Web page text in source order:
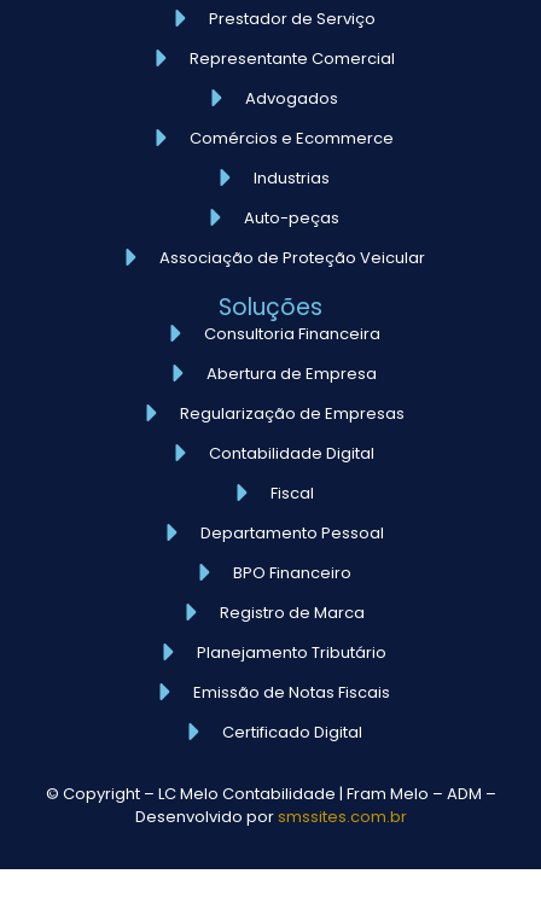
Prestador de Serviço
Representante Comercial
Advogados
Comércios e Ecommerce
Industrias
Auto-peças
Associação de Proteção Veicular
Soluções
Consultoria Financeira
Abertura de Empresa
Regularização de Empresas
Contabilidade Digital
Fiscal
Departamento Pessoal
BPO Financeiro
Registro de Marca
Planejamento Tributário
Emissão de Notas Fiscais
Certificado Digital
© Copyright – LC Melo Contabilidade | Fram Melo – ADM –
Desenvolvido porsmssites.com.br